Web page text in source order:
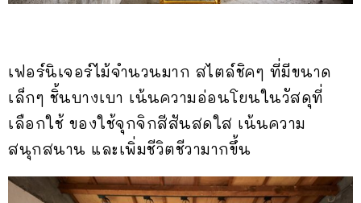
เฟอร์นิเจอร์ไม้จำนวนมาก สไตล์ชิคๆ ที่มีขนาด
เล็กๆ ชิ้นบางเบา เน้นความอ่อนโยนในวัสดุที่
เลือกใช้ ของใช้จุกจิกสีสันสดใส เน้นความ
สนุกสนาน และเพิ่มชีวิตชีวามากขึ้น